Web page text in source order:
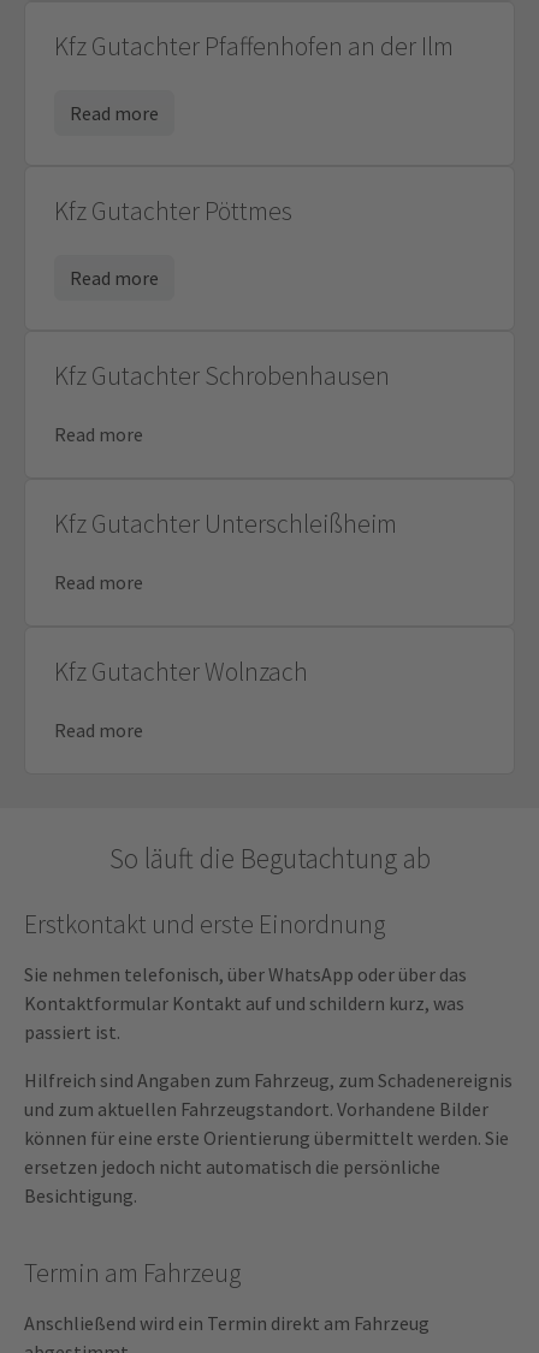
Kfz Gutachter Pfaffenhofen an der Ilm
Read more
Kfz Gutachter Pöttmes
Read more
Kfz Gutachter Schrobenhausen
Read more
Kfz Gutachter Unterschleißheim
Read more
Kfz Gutachter Wolnzach
Read more
So läuft die Begutachtung ab
Erstkontakt und erste Einordnung
Sie nehmen telefonisch, über WhatsApp oder über das
Kontaktformular Kontakt auf und schildern kurz, was
passiert ist.
Hilfreich sind Angaben zum Fahrzeug, zum Schadenereignis
und zum aktuellen Fahrzeugstandort. Vorhandene Bilder
können für eine erste Orientierung übermittelt werden. Sie
ersetzen jedoch nicht automatisch die persönliche
Besichtigung.
Termin am Fahrzeug
Anschließend wird ein Termin direkt am Fahrzeug